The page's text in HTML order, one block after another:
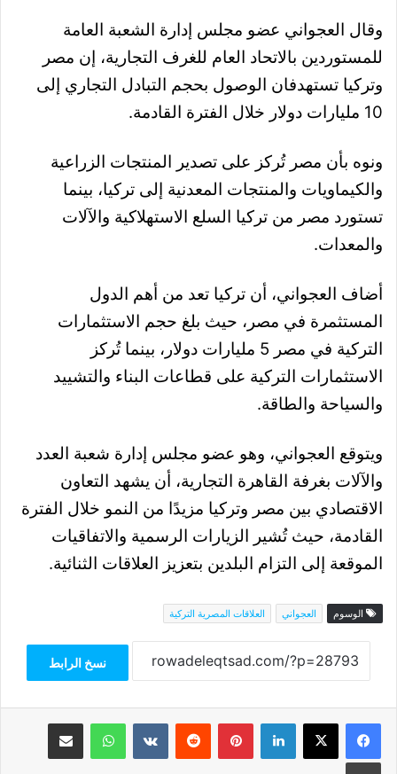
وقال العجواني عضو مجلس إدارة الشعبة العامة
للمستوردين بالاتحاد العام للغرف التجارية، إن مصر
وتركيا تستهدفان الوصول بحجم التبادل التجاري إلى
10 مليارات دولار خلال الفترة القادمة.
ونوه بأن مصر تُركز على تصدير المنتجات الزراعية
والكيماويات والمنتجات المعدنية إلى تركيا، بينما
تستورد مصر من تركيا السلع الاستهلاكية والآلات
والمعدات.
أضاف العجواني، أن تركيا تعد من أهم الدول
المستثمرة في مصر، حيث بلغ حجم الاستثمارات
التركية في مصر 5 مليارات دولار، بينما تُركز
الاستثمارات التركية على قطاعات البناء والتشييد
والسياحة والطاقة.
ويتوقع العجواني، وهو عضو مجلس إدارة شعبة العدد
والآلات بغرفة القاهرة التجارية، أن يشهد التعاون
الاقتصادي بين مصر وتركيا مزيدًا من النمو خلال الفترة
القادمة، حيث تُشير الزيارات الرسمية والاتفاقيات
الموقعة إلى التزام البلدين بتعزيز العلاقات الثنائية.
الوسوم العجواني العلاقات المصرية التركية
نسخ الرابط
فيسبوك‫X لينكدإن بينتيريست واتساب مشاركة عبر البريد
طباعة